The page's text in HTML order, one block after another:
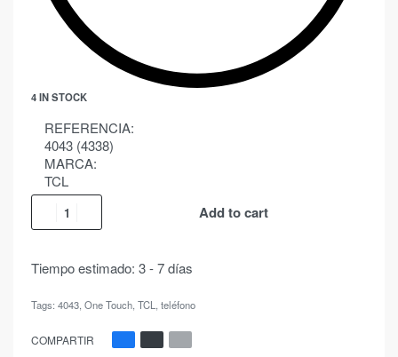
4 IN STOCK
REFERENCIA:
4043 (4338)
MARCA:
TCL
Add to cart
Tiempo estimado: 3 - 7 días
Tags: 4043, One Touch, TCL, teléfono
COMPARTIR